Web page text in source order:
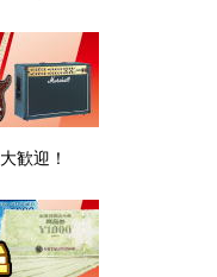
大歓迎！